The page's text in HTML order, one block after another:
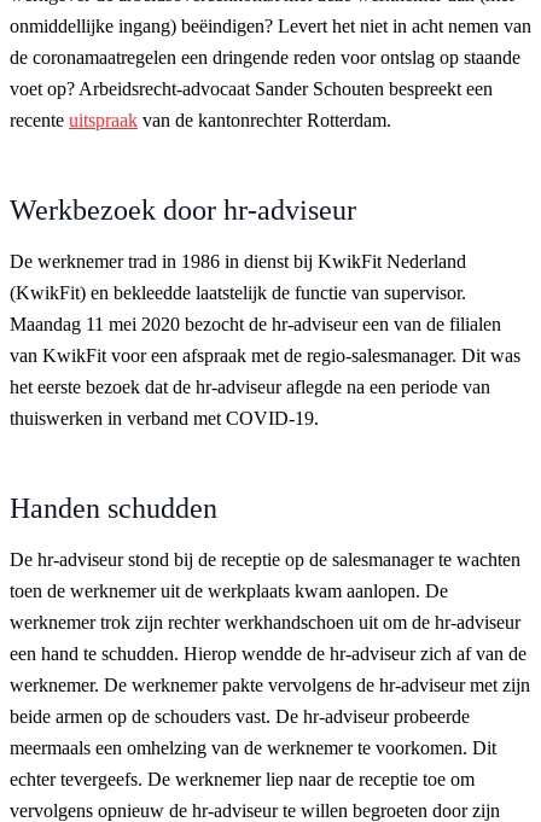
onmiddellijke ingang) beëindigen? Levert het niet in acht nemen van
de coronamaatregelen een dringende reden voor ontslag op staande
voet op? Arbeidsrecht-advocaat Sander Schouten bespreekt een
recente uitspraak van de kantonrechter Rotterdam.
Werkbezoek door hr-adviseur
De werknemer trad in 1986 in dienst bij KwikFit Nederland
(KwikFit) en bekleedde laatstelijk de functie van supervisor.
Maandag 11 mei 2020 bezocht de hr-adviseur een van de filialen
van KwikFit voor een afspraak met de regio-salesmanager. Dit was
het eerste bezoek dat de hr-adviseur aflegde na een periode van
thuiswerken in verband met COVID-19.
Handen schudden
De hr-adviseur stond bij de receptie op de salesmanager te wachten
toen de werknemer uit de werkplaats kwam aanlopen. De
werknemer trok zijn rechter werkhandschoen uit om de hr-adviseur
een hand te schudden. Hierop wendde de hr-adviseur zich af van de
werknemer. De werknemer pakte vervolgens de hr-adviseur met zijn
beide armen op de schouders vast. De hr-adviseur probeerde
meermaals een omhelzing van de werknemer te voorkomen. Dit
echter tevergeefs. De werknemer liep naar de receptie toe om
vervolgens opnieuw de hr-adviseur te willen begroeten door zijn